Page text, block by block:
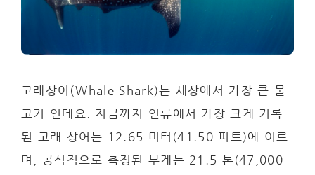
고래상어(Whale Shark)는 세상에서 가장 큰 물
고기 인데요. 지금까지 인류에서 가장 크게 기록
된 고래 상어는 12.65 미터(41.50 피트)에 이르
며, 공식적으로 측정된 무게는 21.5 톤(47,000